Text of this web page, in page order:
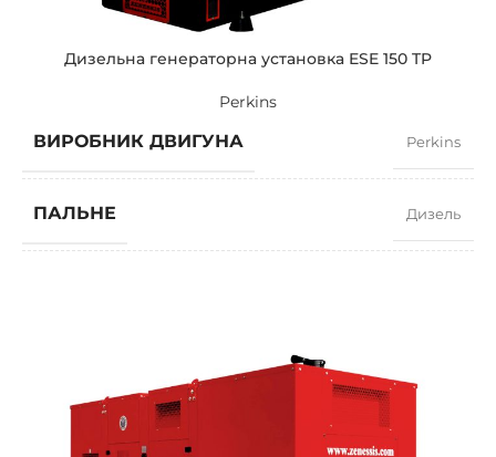
Дизельна генераторна установка ESE 150 TP
Perkins
ВИРОБНИК ДВИГУНА Perkins
ПАЛЬНЕ Дизель
СИЛА СТРУМУ